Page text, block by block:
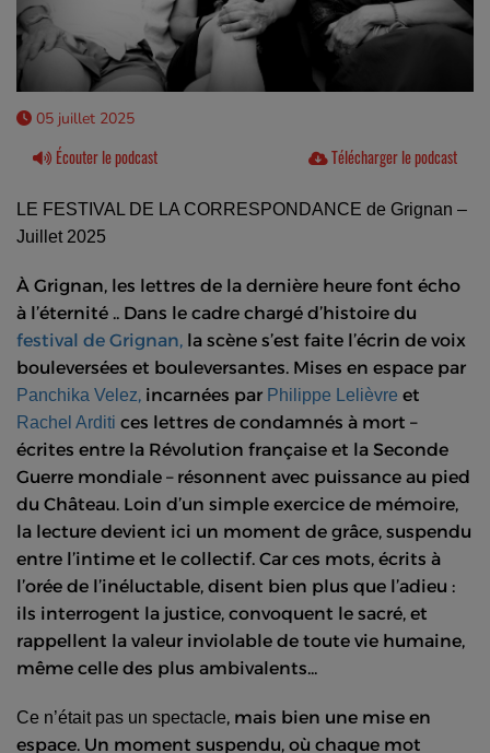
05 juillet 2025
Écouter le podcast Télécharger le podcast
LE FESTIVAL DE LA CORRESPONDANCE de Grignan –
Juillet 2025
À Grignan, les lettres de la dernière heure font écho
à l’éternité .. Dans le cadre chargé d’histoire du
festival de Grignan, la scène s’est faite l’écrin de voix
bouleversées et bouleversantes. Mises en espace par
Panchika Velez, incarnées par Philippe Lelièvre et
Rachel Arditi ces lettres de condamnés à mort –
écrites entre la Révolution française et la Seconde
Guerre mondiale – résonnent avec puissance au pied
du Château. Loin d’un simple exercice de mémoire,
la lecture devient ici un moment de grâce, suspendu
entre l’intime et le collectif. Car ces mots, écrits à
l’orée de l’inéluctable, disent bien plus que l’adieu :
ils interrogent la justice, convoquent le sacré, et
rappellent la valeur inviolable de toute vie humaine,
même celle des plus ambivalents...
Ce n’était pas un spectacle, mais bien une mise en
espace. Un moment suspendu, où chaque mot